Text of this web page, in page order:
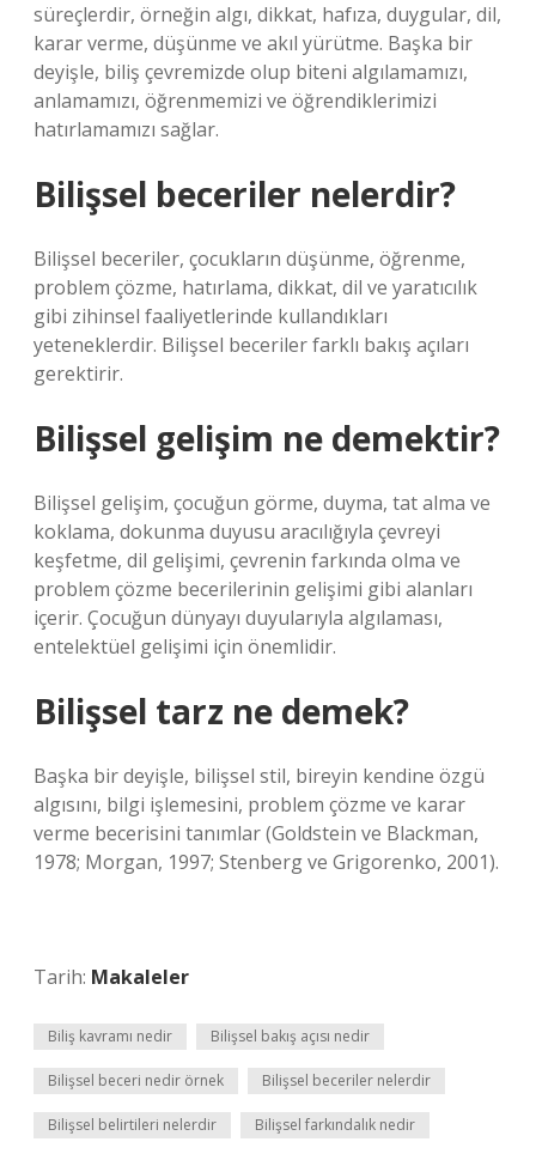
süreçlerdir, örneğin algı, dikkat, hafıza, duygular, dil,
karar verme, düşünme ve akıl yürütme. Başka bir
deyişle, biliş çevremizde olup biteni algılamamızı,
anlamamızı, öğrenmemizi ve öğrendiklerimizi
hatırlamamızı sağlar.
Bilişsel beceriler nelerdir?
Bilişsel beceriler, çocukların düşünme, öğrenme,
problem çözme, hatırlama, dikkat, dil ve yaratıcılık
gibi zihinsel faaliyetlerinde kullandıkları
yeteneklerdir. Bilişsel beceriler farklı bakış açıları
gerektirir.
Bilişsel gelişim ne demektir?
Bilişsel gelişim, çocuğun görme, duyma, tat alma ve
koklama, dokunma duyusu aracılığıyla çevreyi
keşfetme, dil gelişimi, çevrenin farkında olma ve
problem çözme becerilerinin gelişimi gibi alanları
içerir. Çocuğun dünyayı duyularıyla algılaması,
entelektüel gelişimi için önemlidir.
Bilişsel tarz ne demek?
Başka bir deyişle, bilişsel stil, bireyin kendine özgü
algısını, bilgi işlemesini, problem çözme ve karar
verme becerisini tanımlar (Goldstein ve Blackman,
1978; Morgan, 1997; Stenberg ve Grigorenko, 2001).
Tarih: Makaleler
Biliş kavramı nedir Bilişsel bakış açısı nedir
Bilişsel beceri nedir örnek Bilişsel beceriler nelerdir
Bilişsel belirtileri nelerdir Bilişsel farkındalık nedir